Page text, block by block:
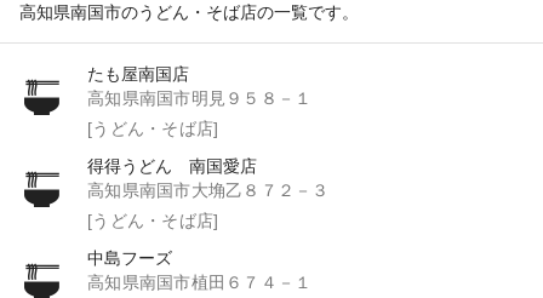
高知県南国市のうどん・そば店の一覧です。
たも屋南国店
高知県南国市明見９５８－１
[うどん・そば店]
得得うどん 南国愛店
高知県南国市大埆乙８７２－３
[うどん・そば店]
中島フーズ
高知県南国市植田６７４－１